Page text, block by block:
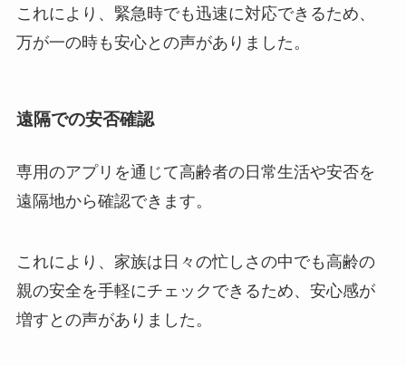
これにより、緊急時でも迅速に対応できるため、
万が一の時も安心との声がありました。
遠隔での安否確認
専用のアプリを通じて高齢者の日常生活や安否を
遠隔地から確認できます。
これにより、家族は日々の忙しさの中でも高齢の
親の安全を手軽にチェックできるため、安心感が
増すとの声がありました。